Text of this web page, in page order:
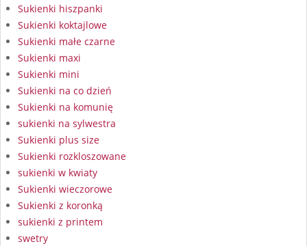
Sukienki hiszpanki
Sukienki koktajlowe
Sukienki małe czarne
Sukienki maxi
Sukienki mini
Sukienki na co dzień
Sukienki na komunię
sukienki na sylwestra
Sukienki plus size
Sukienki rozkloszowane
sukienki w kwiaty
Sukienki wieczorowe
Sukienki z koronką
sukienki z printem
swetry